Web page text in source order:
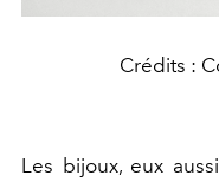
Crédits :
Les bijoux, eux